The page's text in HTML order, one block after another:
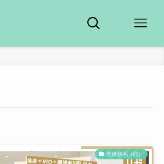
医療脱毛（顔）